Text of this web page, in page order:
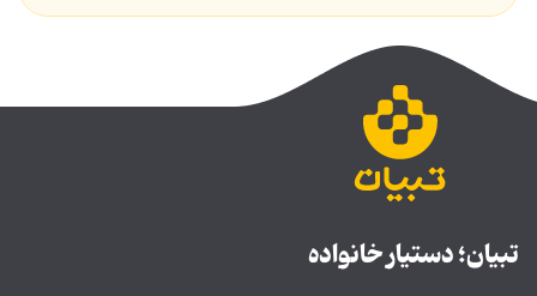
تبیان؛ دستیار خانواده